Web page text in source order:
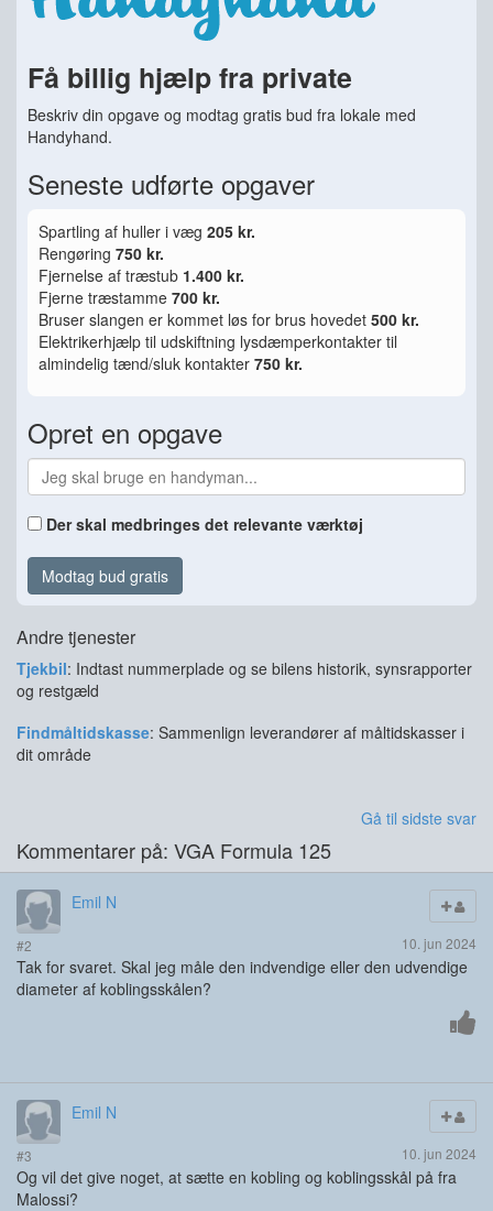
Få billig hjælp fra private
Beskriv din opgave og modtag gratis bud fra lokale med
Handyhand.
Seneste udførte opgaver
Spartling af huller i væg 205 kr.
Rengøring 750 kr.
Fjernelse af træstub 1.400 kr.
Fjerne træstamme 700 kr.
Bruser slangen er kommet løs for brus hovedet 500 kr.
Elektrikerhjælp til udskiftning lysdæmperkontakter til
almindelig tænd/sluk kontakter 750 kr.
Opret en opgave
Der skal medbringes det relevante værktøj
Modtag bud gratis
Andre tjenester
Tjekbil: Indtast nummerplade og se bilens historik, synsrapporter
og restgæld
Findmåltidskasse: Sammenlign leverandører af måltidskasser i
dit område
Gå til sidste svar
Kommentarer på: VGA Formula 125
Emil N
#2 10. jun 2024
Tak for svaret. Skal jeg måle den indvendige eller den udvendige
diameter af koblingsskålen?
Emil N
#3 10. jun 2024
Og vil det give noget, at sætte en kobling og koblingsskål på fra
Malossi?